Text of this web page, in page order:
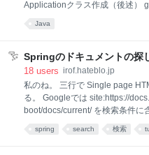
アプリケーションの表層に関係
くありません。パフォーマンス
Applicationクラス作成（後述）
いきます。あ、herokuアカウン
ストールは済ませといてくださ
現在に対する局所最適なので、
Java
Springのドキュメントの探
18 users irof.hateblo.jp
私のね。 三行で Single page
る。 Googleでは site:https://
boot/docs/current/ を検索条件に
spring-projects で in this
足 該当ツイート、発端は
spring search 検索